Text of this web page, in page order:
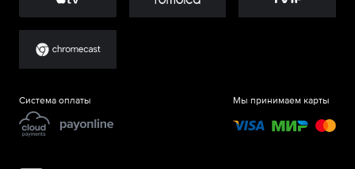
Система оплаты Мы принимаем карты